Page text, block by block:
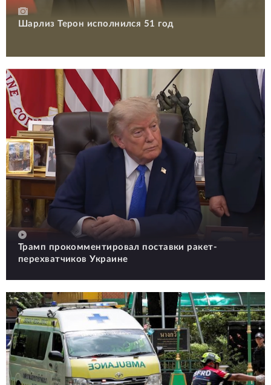
Шарлиз Терон исполнился 51 год
Трамп прокомментировал поставки ракет-
перехватчиков Украине